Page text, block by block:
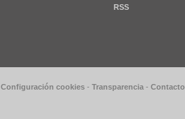
RSS
Configuración cookies - Transparencia - Contacto